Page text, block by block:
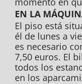
EN LA
El piso está
él de lunes a
es necesario
7,50 euros. El
todos los
en los